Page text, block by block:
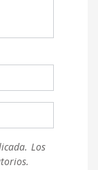
Los